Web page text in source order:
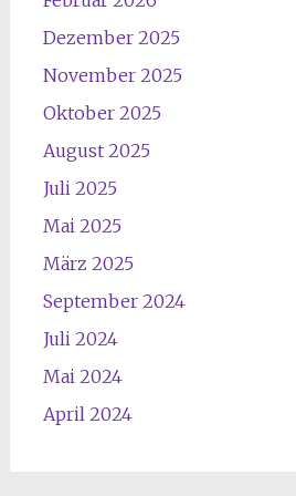
Dezember 2025
November 2025
Oktober 2025
August 2025
Juli 2025
Mai 2025
März 2025
September 2024
Juli 2024
Mai 2024
April 2024